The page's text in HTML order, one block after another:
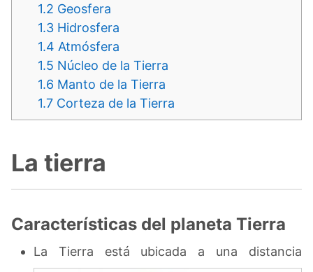
1.2 Geosfera
1.3 Hidrosfera
1.4 Atmósfera
1.5 Núcleo de la Tierra
1.6 Manto de la Tierra
1.7 Corteza de la Tierra
La tierra
Características del planeta Tierra
La Tierra está ubicada a una distancia